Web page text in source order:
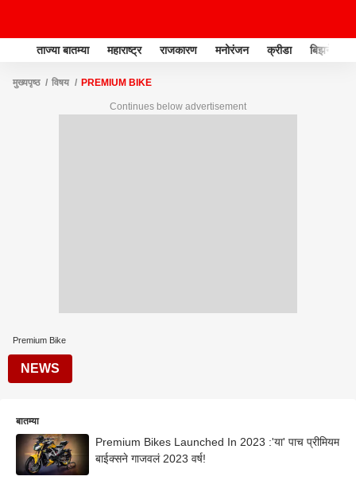
ताज्या बातम्या महाराष्ट्र राजकारण मनोरंजन क्रीडा बिझनेस
मुख्यपृष्ठ विषय PREMIUM BIKE
Continues below advertisement
Premium Bike
NEWS
बातम्या
Premium Bikes Launched In 2023 :'या' पाच प्रीमियम
बाईक्सने गाजवलं 2023 वर्ष!